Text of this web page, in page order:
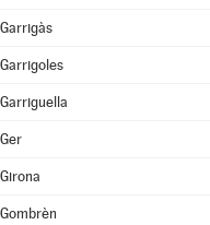
Garrigàs
Garrigoles
Garriguella
Ger
Girona
Gombrèn